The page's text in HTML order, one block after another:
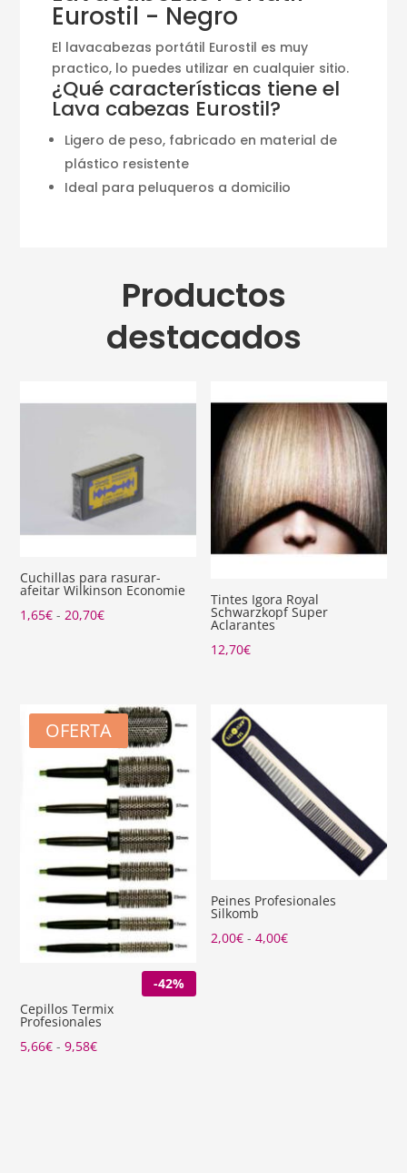
Eurostil - Negro
El lavacabezas portátil Eurostil es muy
practico, lo puedes utilizar en cualquier sitio.
¿Qué características tiene el
Lava cabezas Eurostil?
Ligero de peso, fabricado en material de
plástico resistente
Ideal para peluqueros a domicilio
Productos
destacados
Cuchillas para rasurar-
afeitar Wilkinson Economie
1,65€ - 20,70€Rango
1,65€
hasta
20,70€
Tintes Igora Royal
Schwarzkopf Super
Aclarantes
12,70€
OFERTA
-42%
Cepillos Termix
Profesionales
5,66€ - 9,58€Rango
Peines Profesionales
Silkomb
2,00€ - 4,00€Rango